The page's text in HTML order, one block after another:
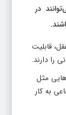
در
قابلیت
را دارند.
مثل
به کار